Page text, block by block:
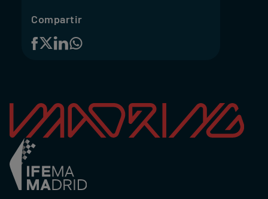
Compartir